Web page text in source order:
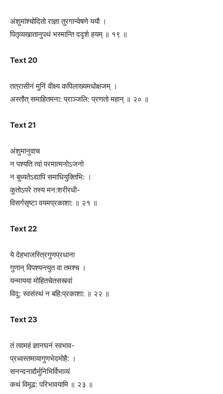
अंशुमांश्चोदितो राज्ञा तुरगान्वेषणे ययौ ।
पितृव्यखातानुपथं भस्मान्ति दद‍ृशे हयम् ॥ १९ ॥
Text 20
तत्रासीनं मुनिं वीक्ष्य कपिलाख्यमधोक्षजम् ।
अस्तौत् समाहितमना: प्राञ्जलि: प्रणतो महान् ॥ २० ॥
Text 21
अंशुमानुवाच
न पश्यति त्वां परमात्मनोऽजनो
न बुध्यतेऽद्यापि समाधियुक्तिभि: ।
कुतोऽपरे तस्य मन:शरीरधी-
विसर्गसृष्टा वयमप्रकाशा: ॥ २१ ॥
Text 22
ये देहभाजस्त्रिगुणप्रधाना
गुणान् विपश्यन्त्युत वा तमश्च ।
यन्मायया मोहितचेतसस्त्वां
विदु: स्वसंस्थं न बहि:प्रकाशा: ॥ २२ ॥
Text 23
तं त्वामहं ज्ञानघनं स्वभाव-
प्रध्वस्तमायागुणभेदमोहै: ।
सनन्दनाद्यैर्मुनिभिर्विभाव्यं
कथं विमूढ: परिभावयामि ॥ २३ ॥